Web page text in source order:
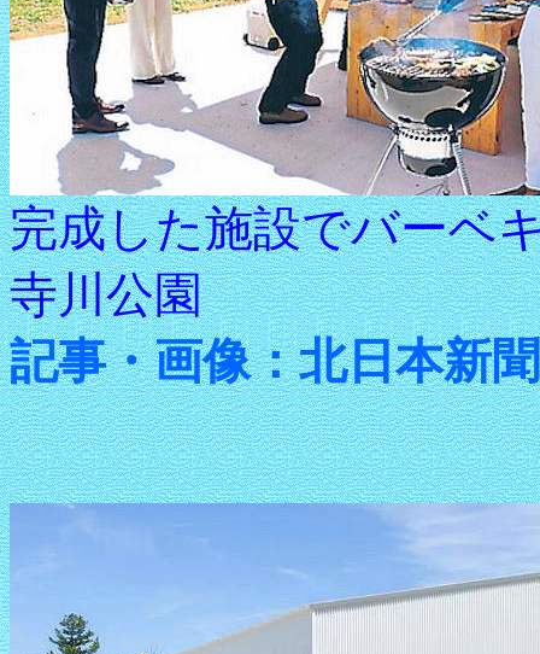
完成した施設でバーベ
寺川公園
記事・画像：北日本新